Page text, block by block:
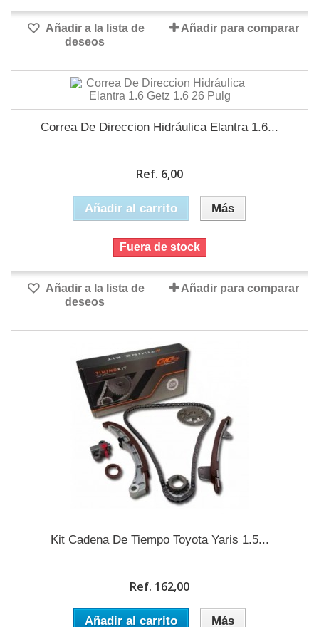
Añadir a la lista de
deseos
Añadir para comparar
Correa De Direccion Hidráulica Elantra 1.6...
Ref. 6,00
Añadir al carrito Más
Fuera de stock
Añadir a la lista de
deseos
Añadir para comparar
Kit Cadena De Tiempo Toyota Yaris 1.5...
Ref. 162,00
Añadir al carrito Más